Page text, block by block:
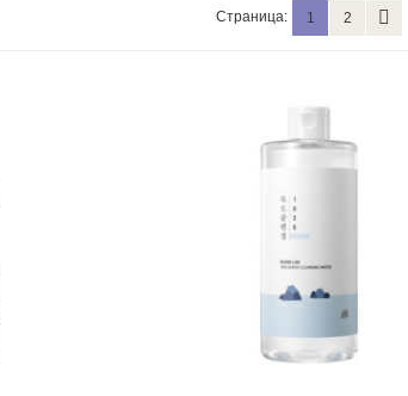
Страница: 1 2